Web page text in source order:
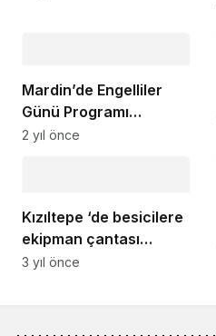
Mardin’de Engelliler
Günü Programı
Düzenlendi
2 yıl önce
Kızıltepe ‘de besicilere
ekipman çantası
dağıtıldı
3 yıl önce